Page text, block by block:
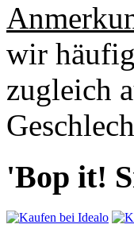
wir
zugleich
'Bop it!